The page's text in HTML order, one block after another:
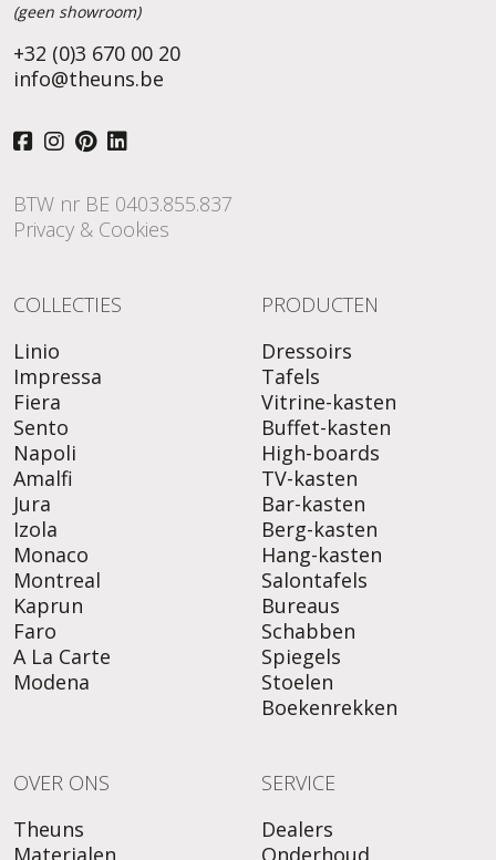
(geen showroom)
+32 (0)3 670 00 20
info@theuns.be
BTW nr BE 0403.855.837
Privacy & Cookies
COLLECTIES
Linio
Impressa
Fiera
Sento
Napoli
Amalfi
Jura
Izola
Monaco
Montreal
Kaprun
Faro
A La Carte
Modena
PRODUCTEN
Dressoirs
Tafels
Vitrine-kasten
Buffet-kasten
High-boards
TV-kasten
Bar-kasten
Berg-kasten
Hang-kasten
Salontafels
Bureaus
Schabben
Spiegels
Stoelen
Boekenrekken
OVER ONS
Theuns
SERVICE
Dealers